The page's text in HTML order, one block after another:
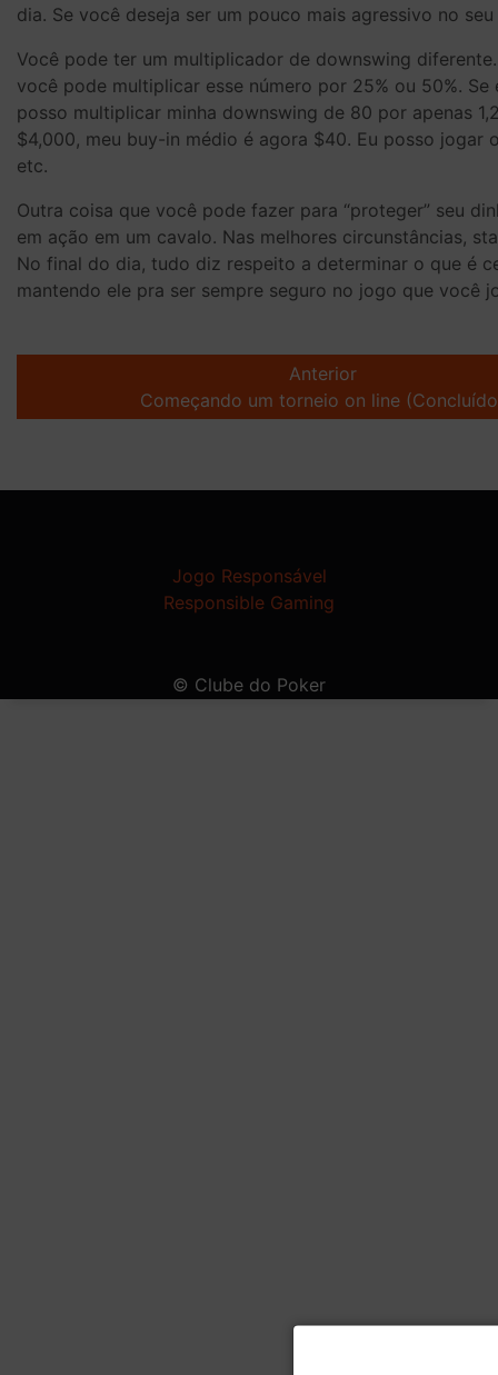
dia. Se você deseja ser um pouco mais agressivo no
Você pode ter um multiplicador de downswing
você pode multiplicar esse número por 25% ou 50%.
posso multiplicar minha downswing de 80 por apenas
$4,000, meu buy-in médio é agora $40. Eu posso
etc.
Outra coisa que você pode fazer para “proteger” seu
em ação em um cavalo. Nas melhores circunstâncias,
No final do dia, tudo diz respeito a determinar o que é
mantendo ele pra ser sempre seguro no jogo que você
navigation
Anterior
Começando um torneio on line
Jogo Responsável
Responsible Gaming
© Clube do Poker